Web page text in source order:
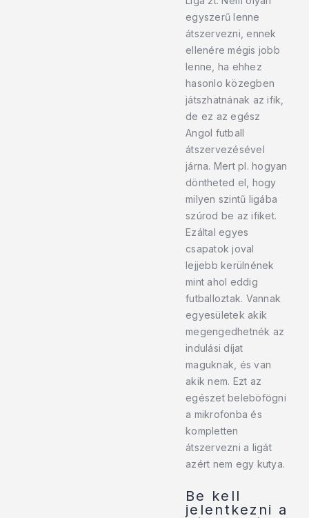
egyszerű lenne
átszervezni, ennek
ellenére mégis jobb
lenne, ha ehhez
hasonlo közegben
játszhatnának az ifik,
de ez az egész
Angol futball
átszervezésével
járna. Mert pl. hogyan
döntheted el, hogy
milyen szintű ligába
szúrod be az ifiket.
Ezáltal egyes
csapatok joval
lejjebb kerülnének
mint ahol eddig
futballoztak. Vannak
egyesületek akik
megengedhetnék az
indulási díjat
maguknak, és van
akik nem. Ezt az
egészet beleböfögni
a mikrofonba és
kompletten
átszervezni a ligát
azért nem egy kutya.
Be kell
jelentkezni a